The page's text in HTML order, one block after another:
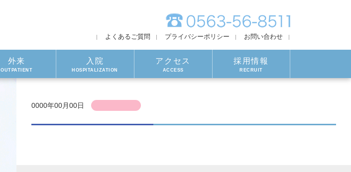
よくあるご質問 プライバシーポリシー お問い合わせ
外来
OUTPATIENT
入院
HOSPITALIZATION
アクセス
ACCESS
採用情報
RECRUIT
0000年00月00日